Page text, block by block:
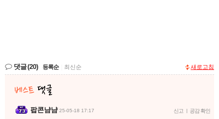
댓글(20) 등록순 최신순 새로고침
팝콘냠냠 25-05-18 17:17 신고 | 공감 확인